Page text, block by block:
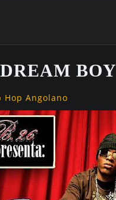
BOY
Hop Angolano